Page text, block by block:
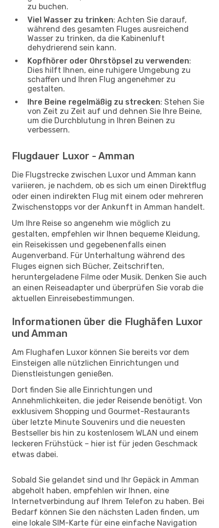
zu buchen.
Viel Wasser zu trinken: Achten Sie darauf,
während des gesamten Fluges ausreichend
Wasser zu trinken, da die Kabinenluft
dehydrierend sein kann.
Kopfhörer oder Ohrstöpsel zu verwenden:
Dies hilft Ihnen, eine ruhigere Umgebung zu
schaffen und Ihren Flug angenehmer zu
gestalten.
Ihre Beine regelmäßig zu strecken: Stehen Sie
von Zeit zu Zeit auf und dehnen Sie Ihre Beine,
um die Durchblutung in Ihren Beinen zu
verbessern.
Flugdauer Luxor - Amman
Die Flugstrecke zwischen Luxor und Amman kann
variieren, je nachdem, ob es sich um einen Direktflug
oder einen indirekten Flug mit einem oder mehreren
Zwischenstopps vor der Ankunft in Amman handelt.
Um Ihre Reise so angenehm wie möglich zu
gestalten, empfehlen wir Ihnen bequeme Kleidung,
ein Reisekissen und gegebenenfalls einen
Augenverband. Für Unterhaltung während des
Fluges eignen sich Bücher, Zeitschriften,
heruntergeladene Filme oder Musik. Denken Sie auch
an einen Reiseadapter und überprüfen Sie vorab die
aktuellen Einreisebestimmungen.
Informationen über die Flughäfen Luxor
und Amman
Am Flughafen Luxor können Sie bereits vor dem
Einsteigen alle nützlichen Einrichtungen und
Dienstleistungen genießen.
Dort finden Sie alle Einrichtungen und
Annehmlichkeiten, die jeder Reisende benötigt. Von
exklusivem Shopping und Gourmet-Restaurants
über letzte Minute Souvenirs und die neuesten
Bestseller bis hin zu kostenlosem WLAN und einem
leckeren Frühstück – hier ist für jeden Geschmack
etwas dabei.
Sobald Sie gelandet sind und Ihr Gepäck in Amman
abgeholt haben, empfehlen wir Ihnen, eine
Internetverbindung auf Ihrem Telefon zu haben. Bei
Bedarf können Sie den nächsten Laden finden, um
eine lokale SIM-Karte für eine einfache Navigation